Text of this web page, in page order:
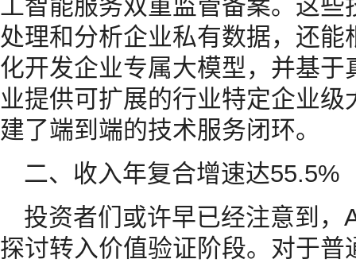
工智能服务双重监管备案。这
处理和分析企业私有数据，还
化开发企业专属大模型，并基
业提供可扩展的行业特定企业
建了端到端的技术服务闭环。
二、收入年复合增速达55.5%
投资者们或许早已经注意到
探讨转入价值验证阶段。对于